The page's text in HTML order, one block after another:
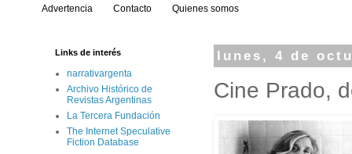
Advertencia Contacto Quienes somos
lunes, 4 de
Cine Prado,
Links de interés
narrativargenta
Archivo Histórico de
Revistas Argentinas
La Tercera Fundación
The Internet Speculative
Fiction Database